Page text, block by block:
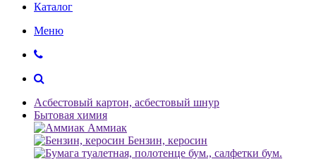
Каталог
Меню
Асбестовый картон, асбестовый шнур
Бытовая химия
Аммиак
Бензин, керосин